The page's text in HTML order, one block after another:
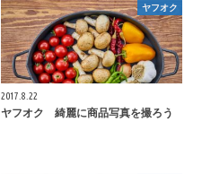
ヤフオク
2017.8.22
ヤフオク 綺麗に商品写真を撮ろう